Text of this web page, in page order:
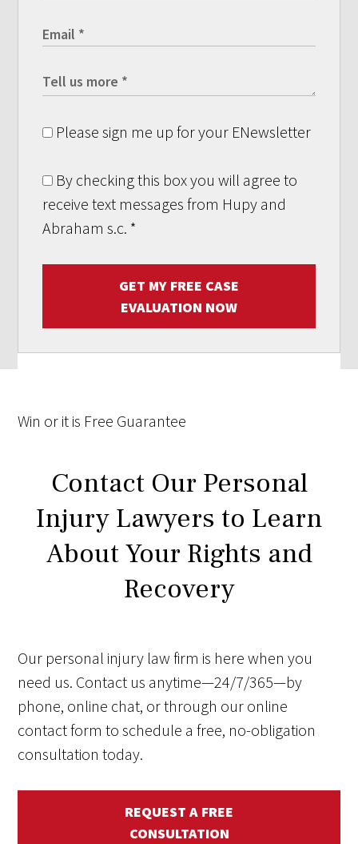
Please sign me up for your ENewsletter
By checking this box you will agree to
receive text messages from Hupy and
Abraham s.c. *
GET MY FREE CASE
EVALUATION NOW
Win or it is Free Guarantee
Contact Our Personal
Injury Lawyers to Learn
About Your Rights and
Recovery
Our personal injury law firm is here when you
need us. Contact us anytime—24/7/365—by
phone, online chat, or through our online
contact form to schedule a free, no-obligation
consultation today.
REQUEST A FREE
CONSULTATION